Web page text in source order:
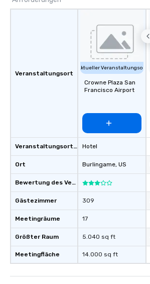
Veranstaltungsort
Veranstaltungsortstyp
Ort
Bewertung des Veranstaltungsortes
Gästezimmer
Meetingräume
Größter Raum
Meetingfläche
Aktueller Veranstaltungsort
Crowne Plaza San
Francisco Airport
Hotel
Burlingame, US
309
17
5.040 sq ft
14.000 sq ft